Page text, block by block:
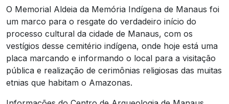
O Memorial Aldeia da Memória Indígena de Manaus foi
um marco para o resgate do verdadeiro início do
processo cultural da cidade de Manaus, com os
vestígios desse cemitério indígena, onde hoje está uma
placa marcando e informando o local para a visitação
pública e realização de cerimônias religiosas das muitas
etnias que habitam o Amazonas.